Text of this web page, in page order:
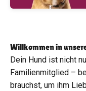
Willkommen in
Dein Hund ist nicht
Familienmitglied –
brauchst, um ihm